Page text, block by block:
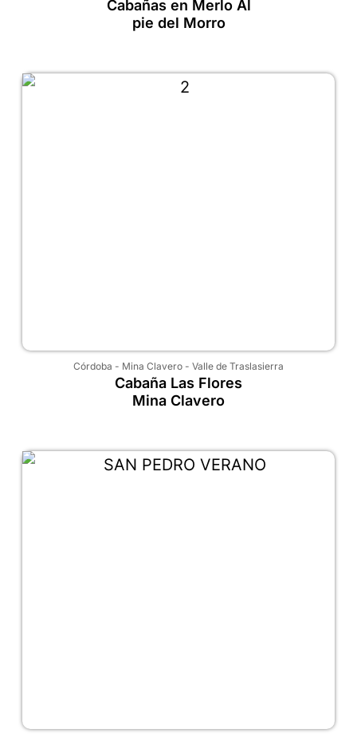
Cabañas en Merlo Al
pie del Morro
Córdoba - Mina Clavero - Valle de Traslasierra
Cabaña Las Flores
Mina Clavero